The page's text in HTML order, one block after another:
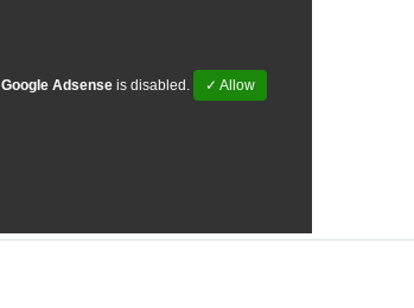
Google Adsense is disabled. ✓ Allow